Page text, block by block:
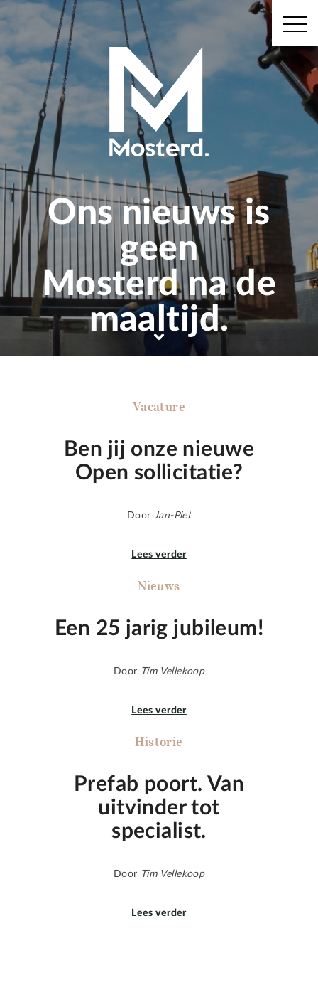
Ons nieuws is
geen
Mosterd na de
maaltijd.
Vacature
Ben jij onze nieuwe
Open sollicitatie?
Door Jan-Piet
Lees verder
Nieuws
Een 25 jarig jubileum!
Door Tim Vellekoop
Lees verder
Historie
Prefab poort. Van
uitvinder tot
specialist.
Door Tim Vellekoop
Lees verder